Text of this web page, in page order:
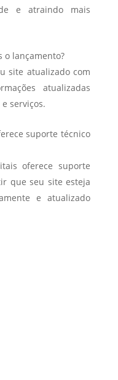
e atraindo mais
o lançamento?
site atualizado com
atualizadas
serviços.
suporte técnico
oferece suporte
que seu site esteja
e atualizado